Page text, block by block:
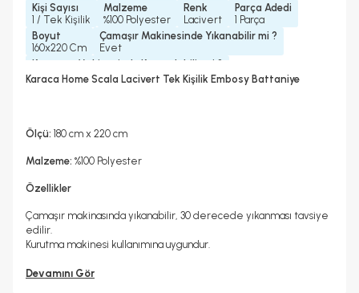
Kişi Sayısı
1 / Tek Kişilik
Malzeme
%100 Polyester
Renk
Lacivert
Parça Adedi
1 Parça
Boyut
160x220 Cm
Çamaşır Makinesinde Yıkanabilir mi ?
Evet
Kurutma Makinesinde Kurutulabilir mi ?
Hayır
Karaca Home Scala Lacivert Tek Kişilik Embosy Battaniye
Ölçü: 180 cm x 220 cm
Malzeme: %100 Polyester
Özellikler
Çamaşır makinasında yıkanabilir, 30 derecede yıkanması tavsiye
edilir.
Kurutma makinesi kullanımına uygundur.
Devamını Gör